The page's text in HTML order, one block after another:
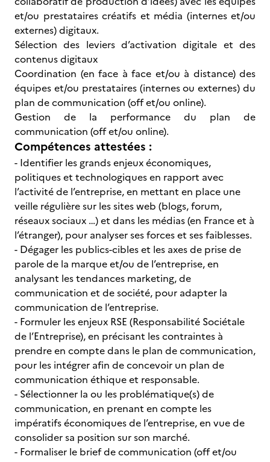
et/ou prestataires créatifs et média (internes et/ou
externes) digitaux.
Sélection des leviers d’activation digitale et des
contenus digitaux
Coordination (en face à face et/ou à distance) des
équipes et/ou prestataires (internes ou externes) du
plan de communication (off et/ou online).
Gestion de la performance du plan de
communication (off et/ou online).
Compétences attestées :
- Identifier les grands enjeux économiques,
politiques et technologiques en rapport avec
l’activité de l’entreprise, en mettant en place une
veille régulière sur les sites web (blogs, forum,
réseaux sociaux …) et dans les médias (en France et à
l’étranger), pour analyser ses forces et ses faiblesses.
- Dégager les publics-cibles et les axes de prise de
parole de la marque et/ou de l’entreprise, en
analysant les tendances marketing, de
communication et de société, pour adapter la
communication de l’entreprise.
- Formuler les enjeux RSE (Responsabilité Sociétale
de l’Entreprise),en précisant les contraintes à
prendre en compte dans le plan de communication,
pour les intégrer afin de concevoir un plan de
communication éthique et responsable.
- Sélectionner la ou les problématique(s) de
communication, en prenant en compte les
impératifs économiques de l’entreprise, en vue de
consolider sa position sur son marché.
- Formaliser le brief de communication (off et/ou